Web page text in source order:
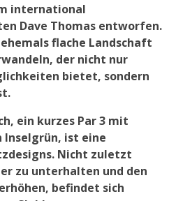
international
Dave Thomas entworfen.
flache Landschaft
der nicht nur
bietet, sondern
ein kurzes Par 3 mit
Inselgrün, ist eine
Nicht zuletzt
zu unterhalten und den
befindet sich